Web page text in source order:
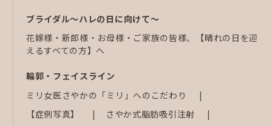
ブライダル～ハレの日に向けて～
花嫁様・新郎様・お母様・ご家族の皆様、【晴れの日を迎
えるすべての方】へ
輪郭・フェイスライン
ミリ女医さやかの「ミリ」へのこだわり
【症例写真】
さやか式脂肪吸引注射